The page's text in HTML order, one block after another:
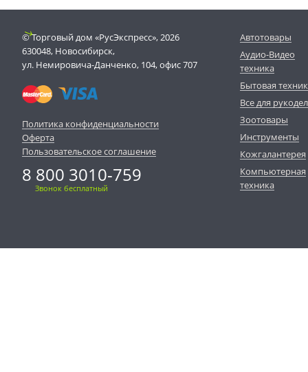
© Торговый дом «РусЭкспресс», 2026
630048, Новосибирск,
ул. Немировича-Данченко, 104, офис 707
Политика конфиденциальности
Оферта
Пользовательское соглашение
8 800 3010-759
Звонок бесплатный
Автотовары
Аудио-Видео
техника
Бытовая
Все для
Зоотовары
Инструменты
Кожгалантерея
Компьютерная
техника